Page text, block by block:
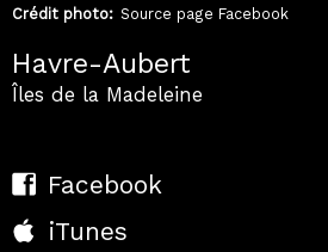
Crédit photo Source page Facebook
Havre-Aubert
Îles de la Madeleine
Facebook
iTunes